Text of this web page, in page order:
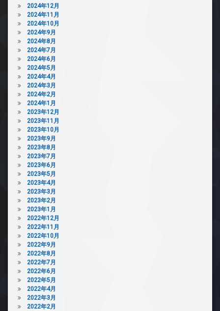
2024年12月
2024年11月
2024年10月
2024年9月
2024年8月
2024年7月
2024年6月
2024年5月
2024年4月
2024年3月
2024年2月
2024年1月
2023年12月
2023年11月
2023年10月
2023年9月
2023年8月
2023年7月
2023年6月
2023年5月
2023年4月
2023年3月
2023年2月
2023年1月
2022年12月
2022年11月
2022年10月
2022年9月
2022年8月
2022年7月
2022年6月
2022年5月
2022年4月
2022年3月
2022年2月